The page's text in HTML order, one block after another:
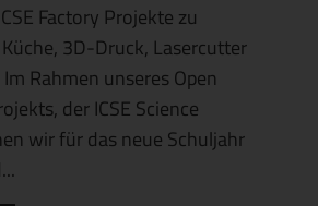
Factory Projekte zu
3D-Druck, Lasercutter
Rahmen unseres Open
der ICSE Science
wir für das neue Schuljahr